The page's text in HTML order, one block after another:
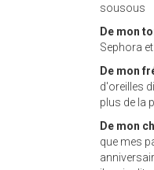
sousous
De mon
Sephora
De mon
d'oreilles
plus de la
De mon
que mes